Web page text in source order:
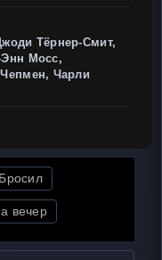
Тёрнер-Смит,
Мосс,
Чарли
Бросил
вечер